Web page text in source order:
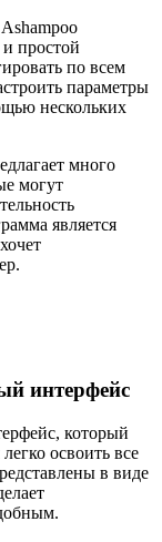
простой
по всем
параметры
нескольких
много
могут
является
интерфейс
который
освоить все
в виде